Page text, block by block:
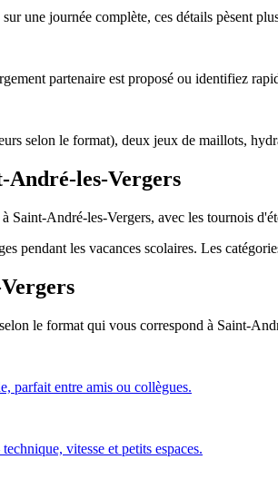
une journée complète, ces détails pèsent
partenaire est proposé ou identifiez
selon le format), deux jeux de maillots,
André-les-Vergers
Saint-André-les-Vergers, avec les tournois
pendant les vacances scolaires. Les
le format qui vous correspond à Saint-
parfait entre amis ou collègues.
vitesse et petits espaces.